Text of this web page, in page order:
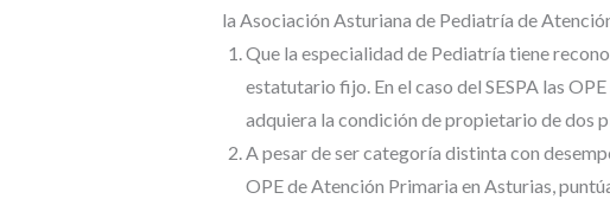
la Asociación Asturiana de Pediatría de
Que la especialidad de Pediatría tiene
estatutario fijo. En el caso del SESPA las
adquiera la condición de propietario de dos
A pesar de ser categoría distinta con
OPE de Atención Primaria en Asturias,